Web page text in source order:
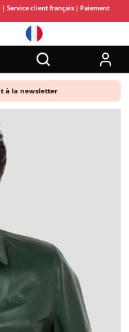
| Service client français | Paiement
à la newsletter